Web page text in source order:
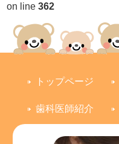
on line362
トップページ
歯科医師紹介